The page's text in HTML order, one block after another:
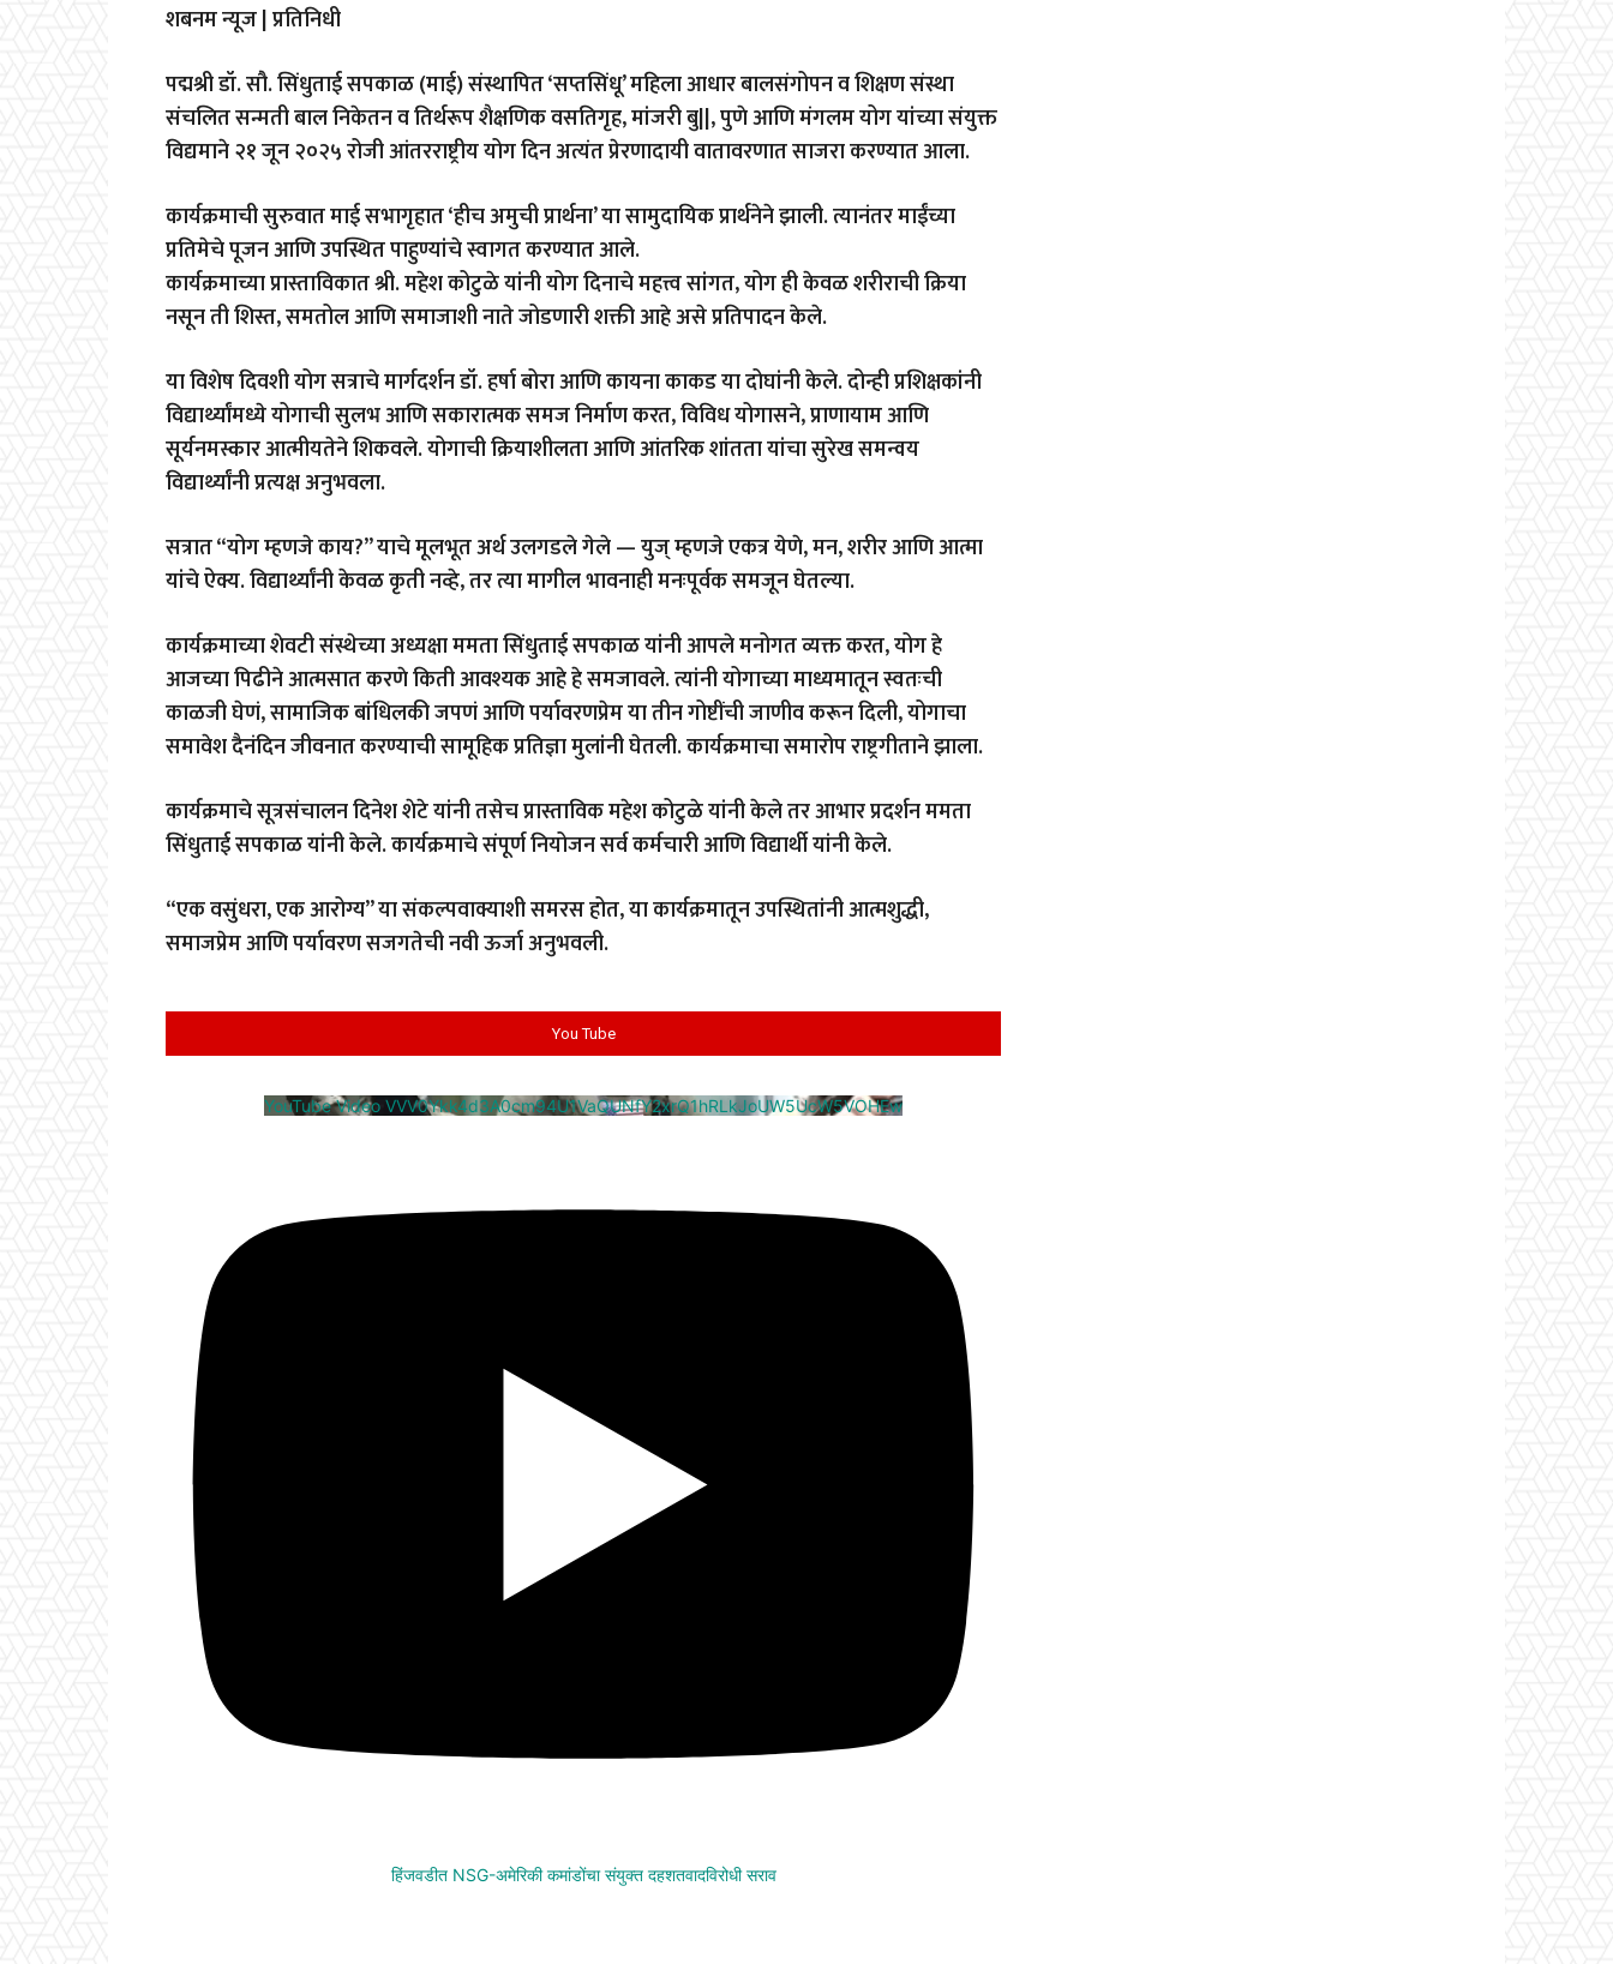
शबनम न्यूज | प्रतिनिधी
पद्मश्री डॉ. सौ. सिंधुताई सपकाळ (माई) संस्थापित ‘सप्तसिंधू’ महिला आधार बालसंगोपन व शिक्षण संस्था
संचलित सन्मती बाल निकेतन व तिर्थरूप शैक्षणिक वसतिगृह, मांजरी बु||, पुणे आणि मंगलम योग यांच्या संयुक्त
विद्यमाने २१ जून २०२५ रोजी आंतरराष्ट्रीय योग दिन अत्यंत प्रेरणादायी वातावरणात साजरा करण्यात आला.
कार्यक्रमाची सुरुवात माई सभागृहात ‘हीच अमुची प्रार्थना’ या सामुदायिक प्रार्थनेने झाली. त्यानंतर माईंच्या
प्रतिमेचे पूजन आणि उपस्थित पाहुण्यांचे स्वागत करण्यात आले.
कार्यक्रमाच्या प्रास्ताविकात श्री. महेश कोटुळे यांनी योग दिनाचे महत्त्व सांगत, योग ही केवळ शरीराची क्रिया
नसून ती शिस्त, समतोल आणि समाजाशी नाते जोडणारी शक्ती आहे असे प्रतिपादन केले.
या विशेष दिवशी योग सत्राचे मार्गदर्शन डॉ. हर्षा बोरा आणि कायना काकड या दोघांनी केले. दोन्ही प्रशिक्षकांनी
विद्यार्थ्यांमध्ये योगाची सुलभ आणि सकारात्मक समज निर्माण करत, विविध योगासने, प्राणायाम आणि
सूर्यनमस्कार आत्मीयतेने शिकवले. योगाची क्रियाशीलता आणि आंतरिक शांतता यांचा सुरेख समन्वय
विद्यार्थ्यांनी प्रत्यक्ष अनुभवला.
सत्रात “योग म्हणजे काय?” याचे मूलभूत अर्थ उलगडले गेले — युज् म्हणजे एकत्र येणे, मन, शरीर आणि आत्मा
यांचे ऐक्य. विद्यार्थ्यांनी केवळ कृती नव्हे, तर त्या मागील भावनाही मनःपूर्वक समजून घेतल्या.
कार्यक्रमाच्या शेवटी संस्थेच्या अध्यक्षा ममता सिंधुताई सपकाळ यांनी आपले मनोगत व्यक्त करत, योग हे
आजच्या पिढीने आत्मसात करणे किती आवश्यक आहे हे समजावले. त्यांनी योगाच्या माध्यमातून स्वतःची
काळजी घेणं, सामाजिक बांधिलकी जपणं आणि पर्यावरणप्रेम या तीन गोष्टींची जाणीव करून दिली, योगाचा
समावेश दैनंदिन जीवनात करण्याची सामूहिक प्रतिज्ञा मुलांनी घेतली. कार्यक्रमाचा समारोप राष्ट्रगीताने झाला.
कार्यक्रमाचे सूत्रसंचालन दिनेश शेटे यांनी तसेच प्रास्ताविक महेश कोटुळे यांनी केले तर आभार प्रदर्शन ममता
सिंधुताई सपकाळ यांनी केले. कार्यक्रमाचे संपूर्ण नियोजन सर्व कर्मचारी आणि विद्यार्थी यांनी केले.
“एक वसुंधरा, एक आरोग्य” या संकल्पवाक्याशी समरस होत, या कार्यक्रमातून उपस्थितांनी आत्मशुद्धी,
समाजप्रेम आणि पर्यावरण सजगतेची नवी ऊर्जा अनुभवली.
You Tube
YouTube Video VVV0Ykk4d3A0cm94U1VaQUNfY2xrQ1hRLkJoUW5UcW5VOHEw
हिंजवडीत NSG-अमेरिकी कमांडोंचा संयुक्त दहशतवादविरोधी सराव